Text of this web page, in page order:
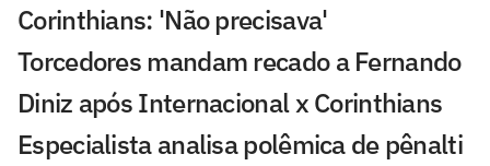
Corinthians: 'Não precisava'
Torcedores mandam recado a Fernando
Diniz após Internacional x Corinthians
Especialista analisa polêmica de pênalti